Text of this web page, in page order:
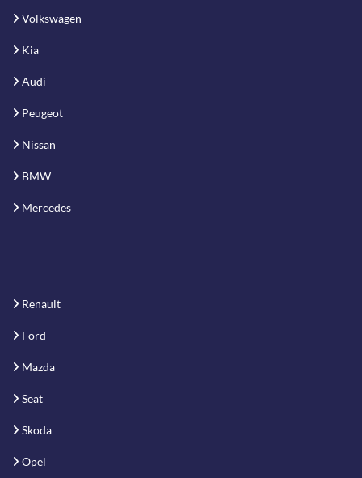
Volkswagen
Kia
Audi
Peugeot
Nissan
BMW
Mercedes
Renault
Ford
Mazda
Seat
Skoda
Opel